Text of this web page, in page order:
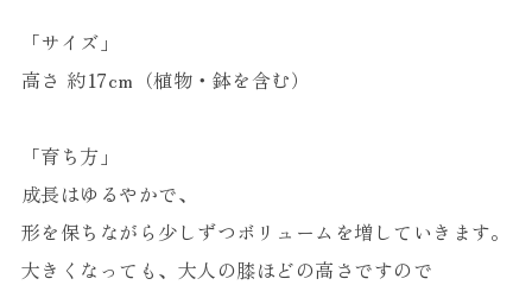
「サイズ」
高さ 約17cm（植物・鉢を含む）
「育ち方」
成長はゆるやかで、
形を保ちながら少しずつボリュームを増していきます。
大きくなっても、大人の膝ほどの高さですので